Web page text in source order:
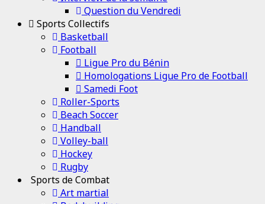
Question du Vendredi
Sports Collectifs
Basketball
Football
Ligue Pro du Bénin
Homologations Ligue Pro de Football
Samedi Foot
Roller-Sports
Beach Soccer
Handball
Volley-ball
Hockey
Rugby
Sports de Combat
Art martial